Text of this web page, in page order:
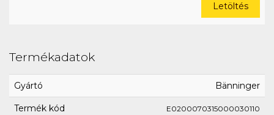
Letöltés
Termékadatok
Gyártó Bänninger
Termék kód E0200070315000030110